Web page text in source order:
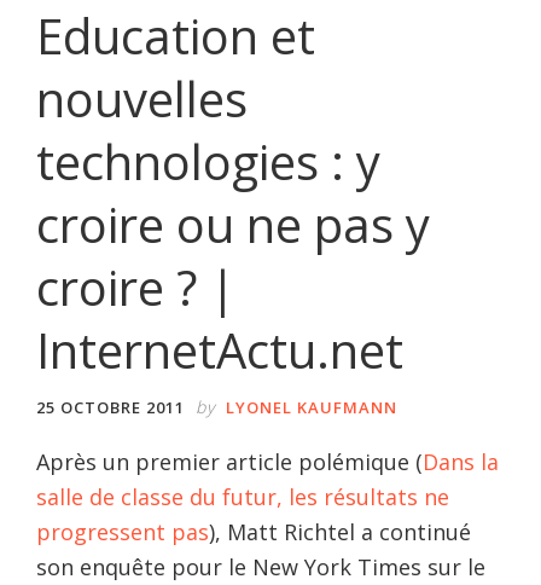
Education et
nouvelles
technologies : y
croire ou ne pas y
croire ? |
InternetActu.net
25 OCTOBRE 2011 by LYONEL KAUFMANN
Après un premier article polémique (Dans la
salle de classe du futur, les résultats ne
progressent pas), Matt Richtel a continué
son enquête pour le New York Times sur le